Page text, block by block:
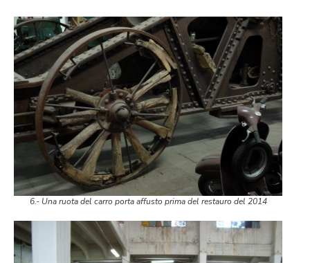
6.- Una ruota del carro porta affusto prima del restauro del 2014